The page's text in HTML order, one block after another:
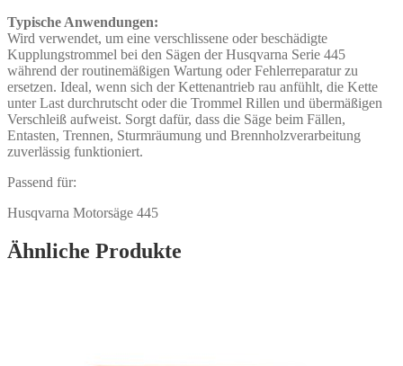
Typische Anwendungen:
Wird verwendet, um eine verschlissene oder beschädigte
Kupplungstrommel bei den Sägen der Husqvarna Serie 445
während der routinemäßigen Wartung oder Fehlerreparatur zu
ersetzen. Ideal, wenn sich der Kettenantrieb rau anfühlt, die Kette
unter Last durchrutscht oder die Trommel Rillen und übermäßigen
Verschleiß aufweist. Sorgt dafür, dass die Säge beim Fällen,
Entasten, Trennen, Sturmräumung und Brennholzverarbeitung
zuverlässig funktioniert.
Passend für:
Husqvarna Motorsäge 445
Ähnliche Produkte